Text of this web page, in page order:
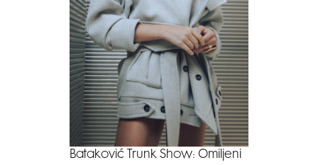
Bataković Trunk Show: Omiljeni